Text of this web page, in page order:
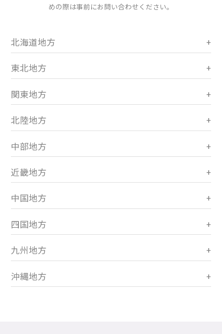
めの際は事前にお問い合わせください。
北海道地方
東北地方
関東地方
北陸地方
中部地方
近畿地方
中国地方
四国地方
九州地方
沖縄地方